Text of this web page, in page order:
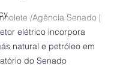
/Agência Senado |
elétrico incorpora
natural e petróleo em
do Senado